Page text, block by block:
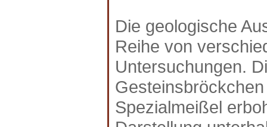
Die geologische
Reihe von
Untersuchungen.
Spezialmeißel